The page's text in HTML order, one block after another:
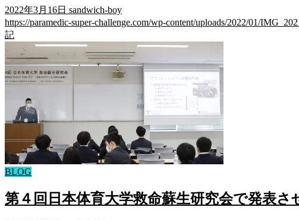
2022年3月16日 sandwich-boy
https://paramedic-super-challenge.com/wp-content/uploads/2022/01/
記
BLOG
第４回日本体育大学救命蘇生研究会で発表さ